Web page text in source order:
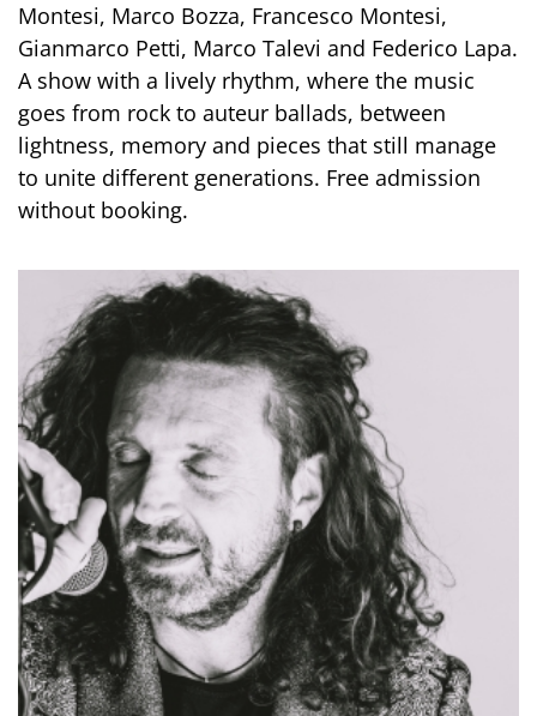
Montesi, Marco Bozza, Francesco Montesi,
Gianmarco Petti, Marco Talevi and Federico Lapa.
A show with a lively rhythm, where the music
goes from rock to auteur ballads, between
lightness, memory and pieces that still manage
to unite different generations. Free admission
without booking.